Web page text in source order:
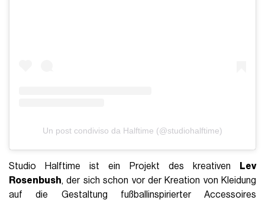
Un post condiviso da Halftime (@studiohalftime)
Studio Halftime ist ein Projekt des kreativen
Lev
Rosenbush, der sich schon vor der Kreation von Kleidung
auf die Gestaltung fußballinspirierter Accessoires